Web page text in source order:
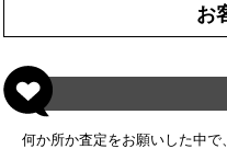
お
何か所か査定をお願いした中